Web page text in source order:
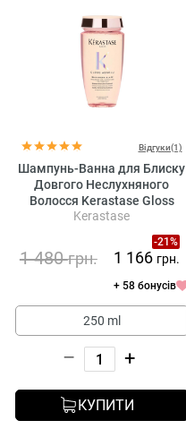
Відгуки(1)
Шампунь-Ванна для Блиску
Довгого Неслухняного
Волосся Kerastase Gloss
Absolu Bain Hydra-Glaze
Hydra-illuminating Shampoo
Kerastase
-21%
1 480грн. 1 166 грн.
+ 58 бонусів
250 ml
– +
КУПИТИ